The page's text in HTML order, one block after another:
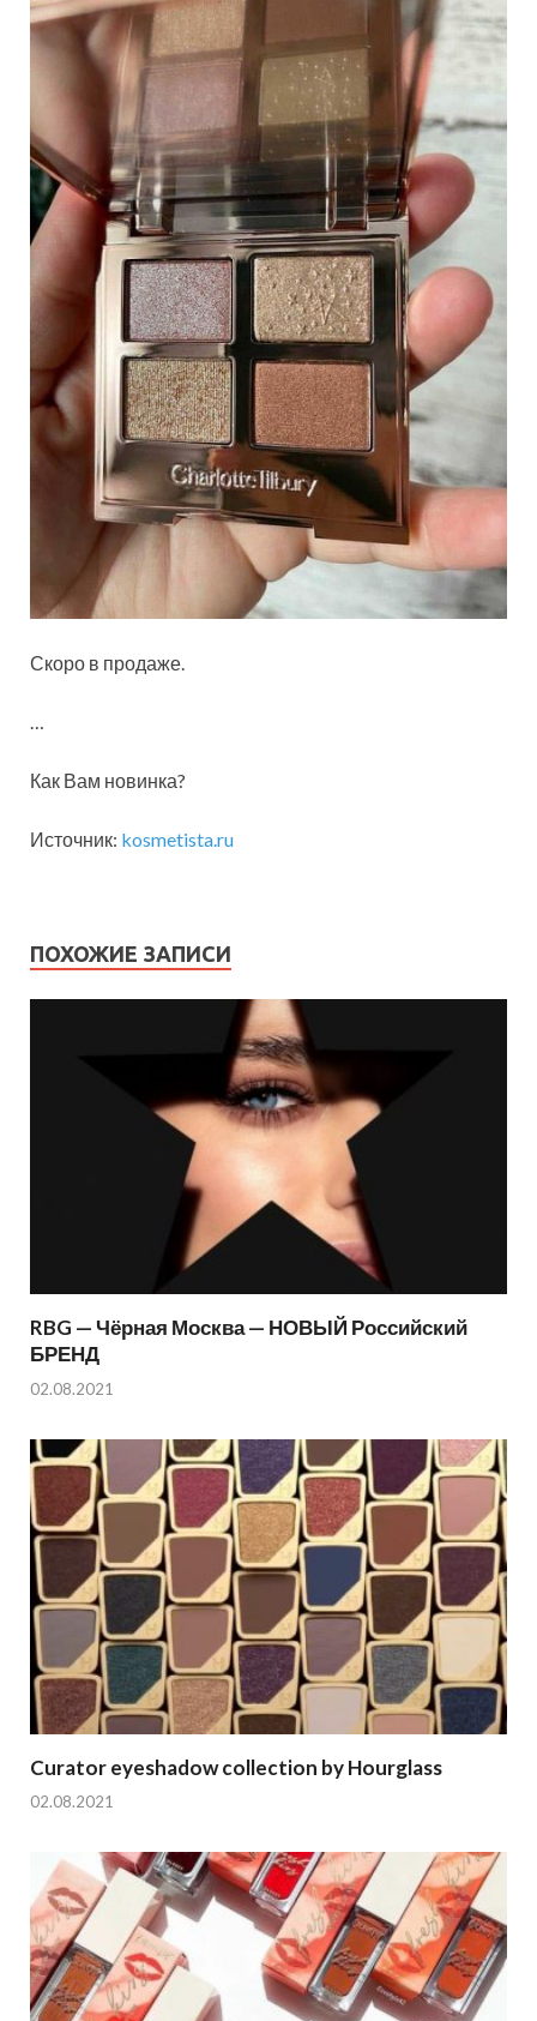
Скоро в продаже.
…
Как Вам новинка?
Источник: kosmetista.ru
ПОХОЖИЕ ЗАПИСИ
RBG — Чёрная Москва — НОВЫЙ Российский
БРЕНД
02.08.2021
Curator eyeshadow collection by Hourglass
02.08.2021